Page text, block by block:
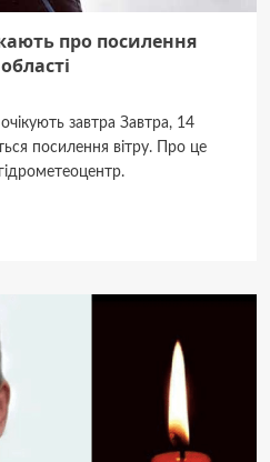
про посилення
завтра Завтра, 14
посилення вітру. Про це